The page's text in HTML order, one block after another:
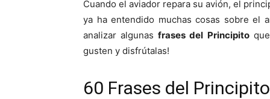
Cuando el aviador repara su avión, el
ya ha entendido muchas cosas sobre el
analizar algunasfrases del Principitoque
gusten y disfrútalas!
60 Frases del